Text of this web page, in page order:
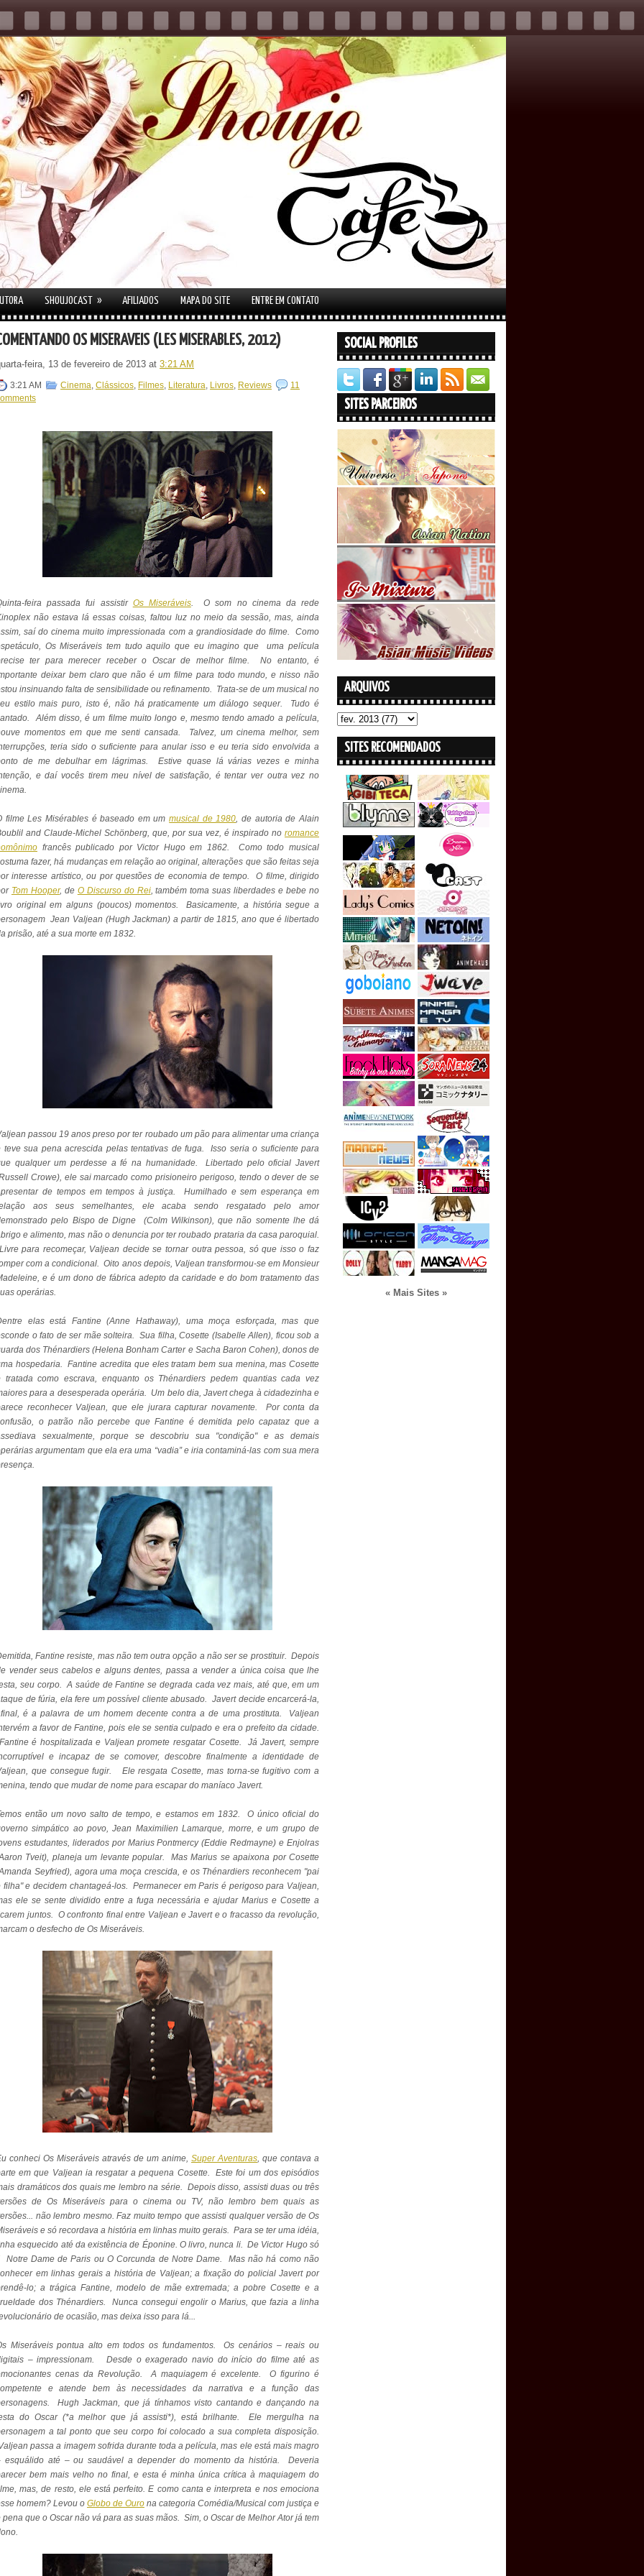
SHOUJOCAST » AFILIADOS MAPA DO SITE ENTRE EM CONTATO
OS MISERÁVEIS (LES MISÉRABLES, 2012)
feira, 13 de fevereiro de 2013 at 3:21 AM
3:21 AM Cinema, Clássicos, Filmes, Literatura, Livros, Reviews
11
feira passada fui assistir Os Miseráveis. O som no cinema da rede
não estava lá essas coisas, faltou luz no meio da sessão, mas, ainda
saí do cinema muito impressionada com a grandiosidade do filme. Como
Os Miseráveis tem tudo aquilo que eu imagino que uma película
ter para merecer receber o Oscar de melhor filme. No entanto, é
deixar bem claro que não é um filme para todo mundo, e nisso não
insinuando falta de sensibilidade ou refinamento. Trata-se de um musical no
estilo mais puro, isto é, não há praticamente um diálogo sequer. Tudo é
Além disso, é um filme muito longo e, mesmo tendo amado a película,
momentos em que me senti cansada. Talvez, um cinema melhor, sem
teria sido o suficiente para anular isso e eu teria sido envolvida a
de me debulhar em lágrimas. Estive quase lá várias vezes e minha
e daí vocês tirem meu nível de satisfação, é tentar ver outra vez no
filme Les Misérables é baseado em ummusical de 1980, de autoria de Alain
and Claude-Michel Schönberg, que, por sua vez, é inspirado no romance
francês publicado por Victor Hugo em 1862. Como todo musical
fazer, há mudanças em relação ao original, alterações que são feitas seja
interesse artístico, ou por questões de economia de tempo. O filme, dirigido
Tom Hooper, de O Discurso do Rei, também toma suas liberdades e bebe no
original em alguns (poucos) momentos. Basicamente, a história segue a
Jean Valjean (Hugh Jackman) a partir de 1815, ano que é libertado
prisão, até a sua morte em 1832.
passou 19 anos preso por ter roubado um pão para alimentar uma criança
teve sua pena acrescida pelas tentativas de fuga. Isso seria o suficiente para
qualquer um perdesse a fé na humanidade. Libertado pelo oficial Javert
Crowe), ele sai marcado como prisioneiro perigoso, tendo o dever de se
de tempos em tempos à justiça. Humilhado e sem esperança em
aos seus semelhantes, ele acaba sendo resgatado pelo amor
pelo Bispo de Digne (Colm Wilkinson), que não somente lhe dá
e alimento, mas não o denuncia por ter roubado prataria da casa paroquial.
Livre para recomeçar, Valjean decide se tornar outra pessoa, só que isso o faz
com a condicional. Oito anos depois, Valjean transformou-se em Monsieur
e é um dono de fábrica adepto da caridade e do bom tratamento das
operárias.
elas está Fantine (Anne Hathaway), uma moça esforçada, mas que
o fato de ser mãe solteira. Sua filha, Cosette (Isabelle Allen), ficou sob a
dos Thénardiers (Helena Bonham Carter e Sacha Baron Cohen), donos de
hospedaria. Fantine acredita que eles tratam bem sua menina, mas Cosette
tratada como escrava, enquanto os Thénardiers pedem quantias cada vez
para a desesperada operária. Um belo dia, Javert chega à cidadezinha e
reconhecer Valjean, que ele jurara capturar novamente. Por conta da
o patrão não percebe que Fantine é demitida pelo capataz que a
sexualmente, porque se descobriu sua "condição" e as demais
argumentam que ela era uma “vadia” e iria contaminá-las com sua mera
Fantine resiste, mas não tem outra opção a não ser se prostituir. Depois
vender seus cabelos e alguns dentes, passa a vender a única coisa que lhe
seu corpo. A saúde de Fantine se degrada cada vez mais, até que, em um
de fúria, ela fere um possível cliente abusado. Javert decide encarcerá-la,
é a palavra de um homem decente contra a de uma prostituta. Valjean
a favor de Fantine, pois ele se sentia culpado e era o prefeito da cidade.
Fantine é hospitalizada e Valjean promete resgatar Cosette. Já Javert, sempre
e incapaz de se comover, descobre finalmente a identidade de
que consegue fugir. Ele resgata Cosette, mas torna-se fugitivo com a
tendo que mudar de nome para escapar do maníaco Javert.
então um novo salto de tempo, e estamos em 1832. O único oficial do
simpático ao povo, Jean Maximilien Lamarque, morre, e um grupo de
estudantes, liderados por Marius Pontmercy (Eddie Redmayne) e Enjolras
Tveit), planeja um levante popular. Mas Marius se apaixona por Cosette
Seyfried), agora uma moça crescida, e os Thénardiers reconhecem "pai
filha" e decidem chantageá-los. Permanecer em Paris é perigoso para Valjean,
ele se sente dividido entre a fuga necessária e ajudar Marius e Cosette a
juntos. O confronto final entre Valjean e Javert e o fracasso da revolução,
o desfecho de Os Miseráveis.
conheci Os Miseráveis através de um anime, Super Aventuras, que contava a
em que Valjean ia resgatar a pequena Cosette. Este foi um dos episódios
dramáticos dos quais me lembro na série. Depois disso, assisti duas ou três
de Os Miseráveis para o cinema ou TV, não lembro bem quais as
não lembro mesmo. Faz muito tempo que assisti qualquer versão de Os
e só recordava a história em linhas muito gerais. Para se ter uma idéia,
esquecido até da existência de Éponine. O livro, nunca li. De Victor Hugo só
Notre Dame de Paris ou O Corcunda de Notre Dame. Mas não há como não
em linhas gerais a história de Valjean; a fixação do policial Javert por
lo; a trágica Fantine, modelo de mãe extremada; a pobre Cosette e a
dos Thénardiers. Nunca consegui engolir o Marius, que fazia a linha
de ocasião, mas deixa isso para lá...
Miseráveis pontua alto em todos os fundamentos. Os cenários – reais ou
– impressionam. Desde o exagerado navio do início do filme até as
cenas da Revolução. A maquiagem é excelente. O figurino é
e atende bem às necessidades da narrativa e a função das
Hugh Jackman, que já tínhamos visto cantando e dançando na
do Oscar (*a melhor que já assisti*), está brilhante. Ele mergulha na
a tal ponto que seu corpo foi colocado a sua completa disposição.
passa a imagem sofrida durante toda a película, mas ele está mais magro
esquálido até – ou saudável a depender do momento da história. Deveria
bem mais velho no final, e esta é minha única crítica à maquiagem do
mas, de resto, ele está perfeito. E como canta e interpreta e nos emociona
homem? Levou o Globo de Ouro na categoria Comédia/Musical com justiça e
pena que o Oscar não vá para as suas mãos. Sim, o Oscar de Melhor Ator já tem
SOCIAL PROFILES
SITES PARCEIROS
ARQUIVOS
SITES RECOMENDADOS
« Mais Sites »